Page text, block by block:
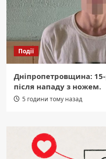
Події
Дніпропетровщина:
після нападу з ножем.
5 години тому назад